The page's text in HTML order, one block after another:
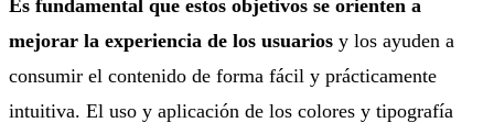
Es fundamental que estos objetivos se orienten a
mejorar la experiencia de los usuarios y los ayuden a
consumir el contenido de forma fácil y prácticamente
intuitiva. El uso y aplicación de los colores y tipografía